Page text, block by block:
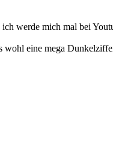
werde mich mal bei
eine mega